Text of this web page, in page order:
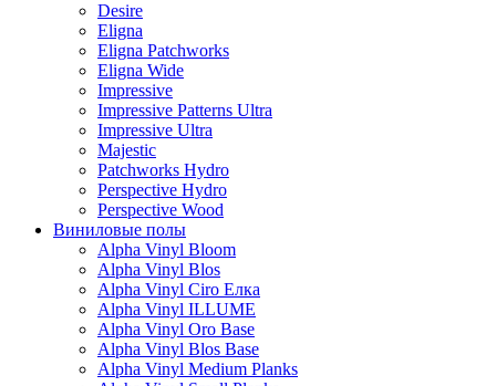
Desire
Eligna
Eligna Patchworks
Eligna Wide
Impressive
Impressive Patterns Ultra
Impressive Ultra
Majestic
Patchworks Hydro
Perspective Hydro
Perspective Wood
Виниловые полы
Alpha Vinyl Bloom
Alpha Vinyl Blos
Alpha Vinyl Ciro Елка
Alpha Vinyl ILLUME
Alpha Vinyl Oro Base
Alpha Vinyl Blos Base
Alpha Vinyl Medium Planks